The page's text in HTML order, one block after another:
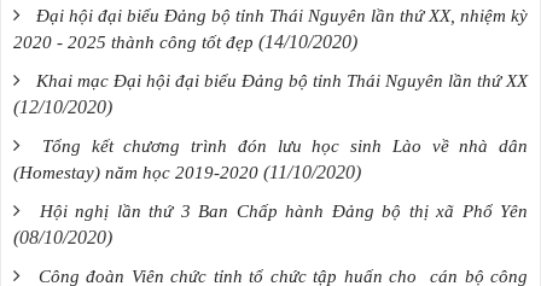
Đại hội đại biểu Đảng bộ tỉnh Thái Nguyên lần thứ XX, nhiệm kỳ
2020 - 2025 thành công tốt đẹp (14/10/2020)
Khai mạc Đại hội đại biểu Đảng bộ tỉnh Thái Nguyên lần thứ XX
(12/10/2020)
Tổng kết chương trình đón lưu học sinh Lào về nhà dân
(Homestay) năm học 2019-2020 (11/10/2020)
Hội nghị lần thứ 3 Ban Chấp hành Đảng bộ thị xã Phổ Yên
(08/10/2020)
Công đoàn Viên chức tỉnh tổ chức tập huấn cho cán bộ công